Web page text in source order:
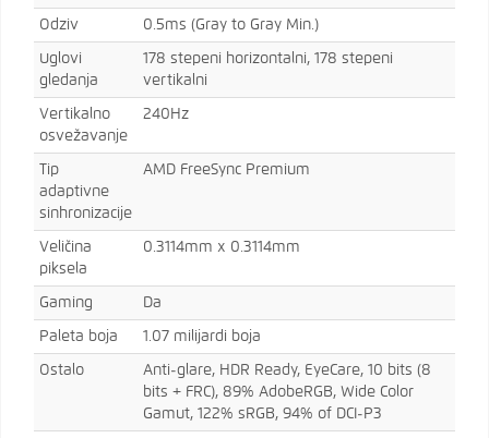
Odziv 0.5ms (Gray to Gray Min.)
Uglovi
gledanja
178 stepeni horizontalni, 178 stepeni
vertikalni
Vertikalno
osvežavanje
240Hz
Tip
adaptivne
sinhronizacije
AMD FreeSync Premium
Veličina
piksela
0.3114mm x 0.3114mm
Gaming Da
Paleta boja 1.07 milijardi boja
Ostalo
Anti-glare, HDR Ready, EyeCare, 10 bits (8
bits + FRC), 89% AdobeRGB, Wide Color
Gamut, 122% sRGB, 94% of DCI-P3